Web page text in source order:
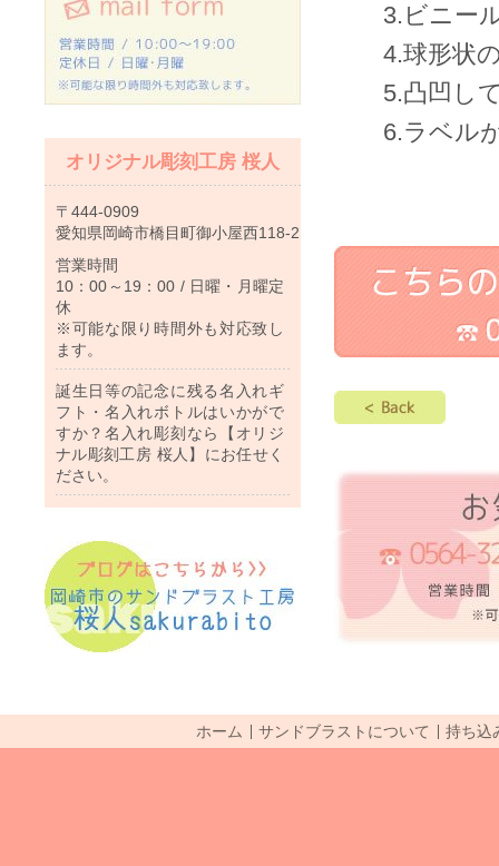
3.ビニール
4.球形状
5.凸凹して
6.ラベルが
オリジナル彫刻工房 桜人
〒444-0909
愛知県岡崎市橋目町御小屋西118-2
営業時間
10：00～19：00 / 日曜・月曜定
休
※可能な限り時間外も対応致し
ます。
誕生日等の記念に残る名入れギ
フト・名入れボトルはいかがで
すか？名入れ彫刻なら【オリジ
ナル彫刻工房 桜人】にお任せく
ださい。
ホーム サンドブラストについて 持ち込